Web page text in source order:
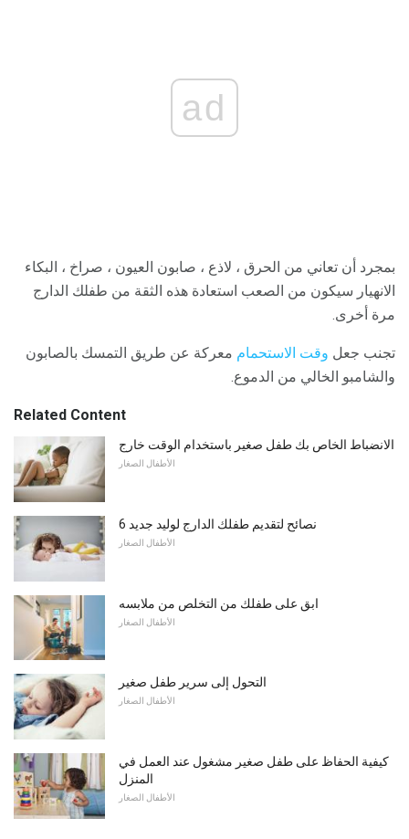
ad
بمجرد أن تعاني من الحرق ، لاذع ، صابون العيون ، صراخ ، البكاء
الانهيار سيكون من الصعب استعادة هذه الثقة من طفلك الدارج
مرة أخرى.
تجنب جعل وقت الاستحمام معركة عن طريق التمسك بالصابون
والشامبو الخالي من الدموع.
Related Content
الانضباط الخاص بك طفل صغير باستخدام الوقت خارج
الأطفال الصغار
6 نصائح لتقديم طفلك الدارج لوليد جديد
الأطفال الصغار
ابق على طفلك من التخلص من ملابسه
الأطفال الصغار
التحول إلى سرير طفل صغير
الأطفال الصغار
كيفية الحفاظ على طفل صغير مشغول عند العمل في
المنزل
الأطفال الصغار